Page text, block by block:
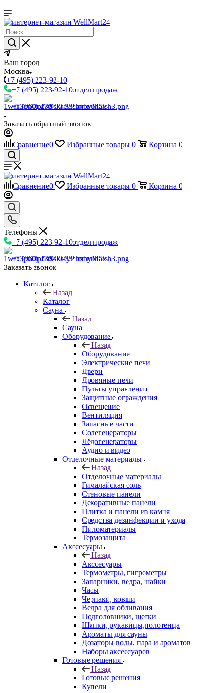
Ваш город
Москва
+7 (495) 223-92-10
+7 (495) 223-92-10отдел продаж
+7 (960) 230-00-33Чат в Max
Заказать обратный звонок
Сравнение0 Избранные товары 0 Корзина 0
Сравнение0 Избранные товары 0 Корзина 0
Телефоны
+7 (495) 223-92-10отдел продаж
+7 (960) 230-00-33Чат в Max
Заказать звонок
Каталог
Назад
Каталог
Сауна
Назад
Сауна
Оборудование
Назад
Оборудование
Электрические печи
Двери
Дровяные печи
Пульты управления
Защитные ограждения
Освещение
Вентиляция
Запасные части
Солегенераторы
Лёдогенераторы
Аудио и видео
Отделочные материалы
Назад
Отделочные материалы
Гималайская соль
Стеновые панели
Декоративные панели
Плитка и панели из камня
Средства дезинфекции и ухода
Пиломатериалы
Термозащита
Аксcесуары
Назад
Аксcесуары
Термометры, гигрометры
Запарники, ведра, шайки
Часы
Черпаки, ковши
Ведра для обливания
Подголовники, щетки
Шапки, рукавицы,полотенца
Ароматы для сауны
Дозаторы воды, пара и ароматов
Наборы аксессуаров
Готовые решения
Назад
Готовые решения
Купели